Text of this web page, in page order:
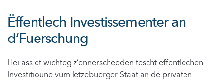
Ëffentlech Investissementer an
d‘Fuerschung
Hei ass et wichteg z’ënnerscheeden tëscht ëffentlechen
Investitioune vum lëtzebuerger Staat an de privaten